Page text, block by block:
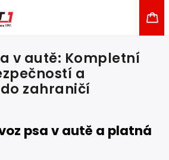
v autě: Kompletní
a
zahraničí
psa v autě a platná